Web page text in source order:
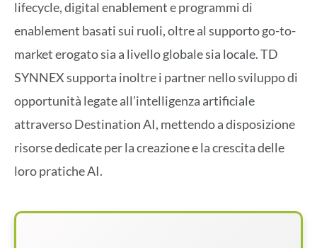
lifecycle, digital enablement e programmi di
enablement basati sui ruoli, oltre al supporto go-to-
market erogato sia a livello globale sia locale. TD
SYNNEX supporta inoltre i partner nello sviluppo di
opportunità legate all’intelligenza artificiale
attraverso Destination AI, mettendo a disposizione
risorse dedicate per la creazione e la crescita delle
loro pratiche AI.